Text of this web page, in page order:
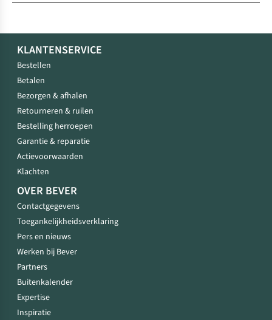
KLANTENSERVICE
Bestellen
Betalen
Bezorgen & afhalen
Retourneren & ruilen
Bestelling herroepen
Garantie & reparatie
Actievoorwaarden
Klachten
OVER BEVER
Contactgegevens
Toegankelijkheidsverklaring
Pers en nieuws
Werken bij Bever
Partners
Buitenkalender
Expertise
Inspiratie